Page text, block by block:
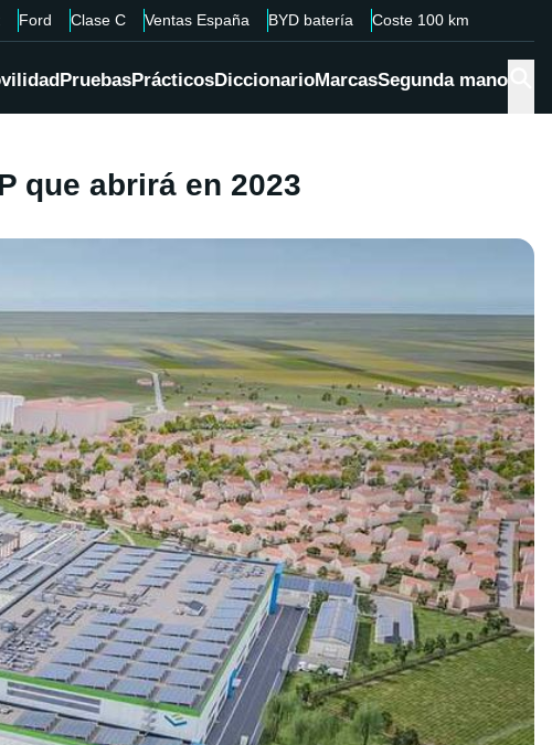
Ford Clase C Ventas España BYD batería Coste 100 km
PruebasPrácticosDiccionarioMarcasSegunda mano
que abrirá en 2023